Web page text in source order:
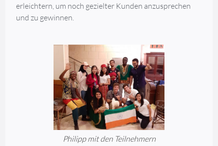
erleichtern, um noch gezielter Kunden anzusprechen
und zu gewinnen.
Philipp mit den Teilnehmern